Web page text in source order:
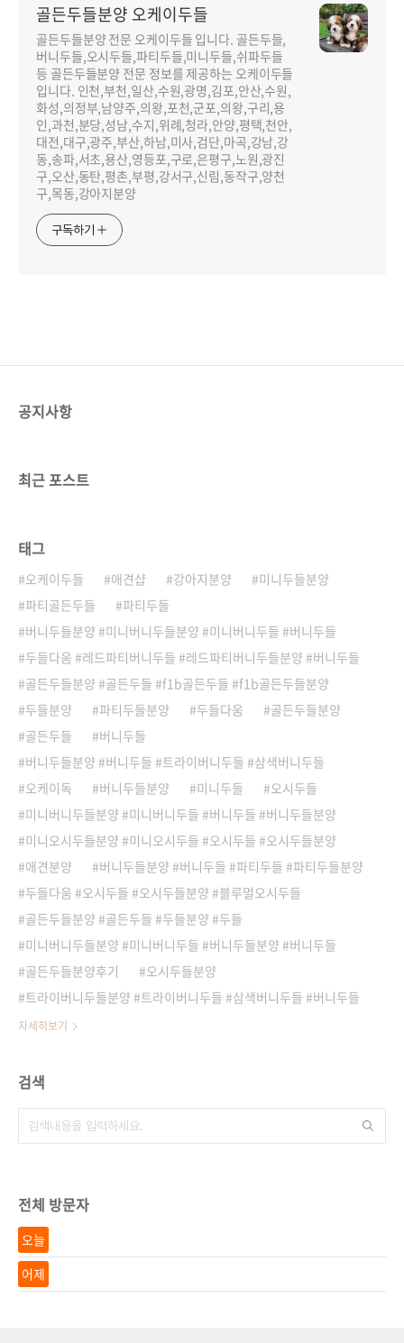
골든두들분양 오케이두들
골든두들분양 전문 오케이두들 입니다. 골든두들,
버니두들,오시두들,파티두들,미니두들,쉬파두들
등 골든두들분양 전문 정보를 제공하는 오케이두들
입니다. 인천,부천,일산,수원,광명,김포,안산,수원,
화성,의정부,남양주,의왕,포천,군포,의왕,구리,용
인,과천,분당,성남,수지,위례,청라,안양,평택,천안,
대전,대구,광주,부산,하남,미사,검단,마곡,강남,강
동,송파,서초,용산,영등포,구로,은평구,노원,광진
구,오산,동탄,평촌,부평,강서구,신림,동작구,양천
구,목동,강아지분양
구독하기
공지사항
최근 포스트
태그
오케이두들 애견샵 강아지분양
미니두들분양
파티골든두들
파티두들
버니두들분양 #미니버니두들분양 #미니버니두들 #버니두들
두들다움 #레드파티버니두들 #레드파티버니두들분양 #버니두들
골든두들분양 #골든두들 #f1b골든두들 #f1b골든두들분양
두들분양
파티두들분양 두들다움
골든두들분양
골든두들
버니두들
버니두들분양 #버니두들 #트라이버니두들 #삼색버니두들
오케이독
버니두들분양 미니두들
오시두들
미니버니두들분양 #미니버니두들 #버니두들 #버니두들분양
미니오시두들분양 #미니오시두들 #오시두들 #오시두들분양
애견분양
버니두들분양 #버니두들 #파티두들 #파티두들분양
두들다움 #오시두들 #오시두들분양 #블루멀오시두들
골든두들분양 #골든두들 #두들분양 #두들
미니버니두들분양 #미니버니두들 #버니두들분양 #버니두들
골든두들분양후기
오시두들분양
트라이버니두들분양 #트라이버니두들 #삼색버니두들 #버니두들
자세히보기
검색
전체 방문자
오늘
어제